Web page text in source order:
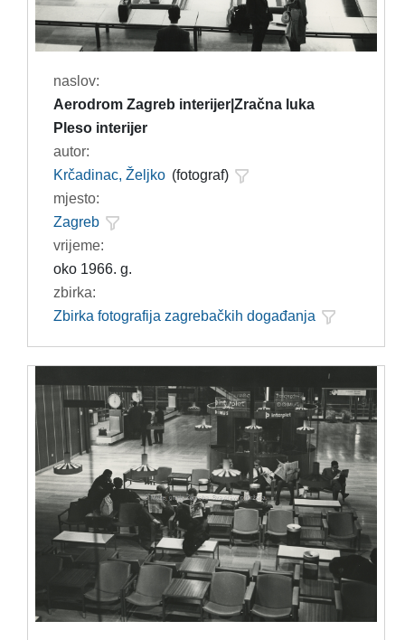
naslov:
Aerodrom Zagreb interijer|Zračna luka
Pleso interijer
autor:
Krčadinac, Željko (fotograf)
mjesto:
Zagreb
vrijeme:
oko 1966. g.
zbirka:
Zbirka fotografija zagrebačkih događanja